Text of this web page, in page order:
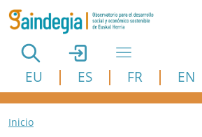
Pasar al contenido principal
EU ES FR EN
Ruta de navegación
Inicio